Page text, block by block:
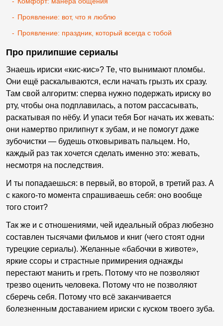
- Проявление: вот, что я люблю
- Проявление: праздник, который всегда с тобой
Про прилипшие сериалы
Знаешь ириски «кис-кис»? Те, что вынимают пломбы.
Они ещё раскалываются, если начать грызть их сразу.
Там свой алгоритм: сперва нужно подержать ириску во
рту, чтобы она подплавилась, а потом рассасывать,
раскатывая по нёбу. И упаси тебя Бог начать их жевать:
они намертво прилипнут к зубам, и не помогут даже
зубочистки — будешь отковыривать пальцем. Но,
каждый раз так хочется сделать именно это: жевать,
несмотря на последствия.
И ты попадаешься: в первый, во второй, в третий раз. А
с какого-то момента спрашиваешь себя: оно вообще
того стоит?
Так же и с отношениями, чей идеальный образ любезно
составлен тысячами фильмов и книг (чего стоят одни
турецкие сериалы). Желанные «бабочки в животе»,
яркие ссоры и страстные примирения однажды
перестают манить и греть. Потому что не позволяют
трезво оценить человека. Потому что не позволяют
сберечь себя. Потому что всё заканчивается
болезненным доставанием ириски с куском твоего зуба.